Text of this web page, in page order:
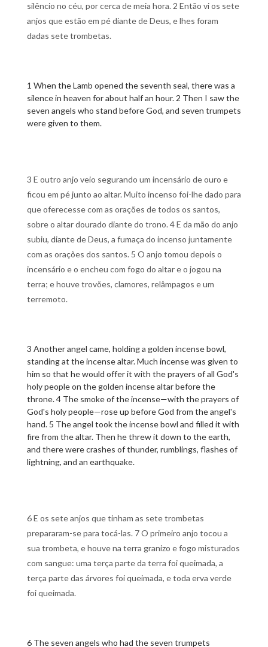
silêncio no céu, por cerca de meia hora. 2 Então vi os sete
anjos que estão em pé diante de Deus, e lhes foram
dadas sete trombetas.
1 When the Lamb opened the seventh seal, there was a
silence in heaven for about half an hour. 2 Then I saw the
seven angels who stand before God, and seven trumpets
were given to them.
3 E outro anjo veio segurando um incensário de ouro e
ficou em pé junto ao altar. Muito incenso foi-lhe dado para
que oferecesse com as orações de todos os santos,
sobre o altar dourado diante do trono. 4 E da mão do anjo
subiu, diante de Deus, a fumaça do incenso juntamente
com as orações dos santos. 5 O anjo tomou depois o
incensário e o encheu com fogo do altar e o jogou na
terra; e houve trovões, clamores, relâmpagos e um
terremoto.
3 Another angel came, holding a golden incense bowl,
standing at the incense altar. Much incense was given to
him so that he would offer it with the prayers of all God's
holy people on the golden incense altar before the
throne. 4 The smoke of the incense—with the prayers of
God's holy people—rose up before God from the angel's
hand. 5 The angel took the incense bowl and filled it with
fire from the altar. Then he threw it down to the earth,
and there were crashes of thunder, rumblings, flashes of
lightning, and an earthquake.
6 E os sete anjos que tinham as sete trombetas
prepararam-se para tocá-las. 7 O primeiro anjo tocou a
sua trombeta, e houve na terra granizo e fogo misturados
com sangue: uma terça parte da terra foi queimada, a
terça parte das árvores foi queimada, e toda erva verde
foi queimada.
6 The seven angels who had the seven trumpets